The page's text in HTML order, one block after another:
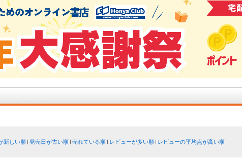
新しい順 発売日が古い順 売れている順 レビューが多い順
レビューの平均点が高い順